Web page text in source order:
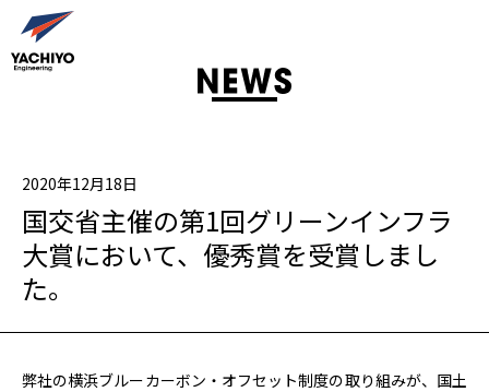
2020年12月18日
国交省主催の第1回グリーンインフラ
大賞において、優秀賞を受賞しまし
た。
弊社の横浜ブルーカーボン・オフセット制度の取り組みが、国土